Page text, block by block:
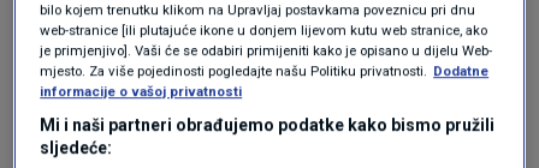
Mogući prekidi opskrbe vodom u
Solinu.
"Iz ViK- a se obavještavaju potrošači na
bilo kojem trenutku klikom na Upravljaj postavkama poveznicu pri dnu
web-stranice [ili plutajuće ikone u donjem lijevom kutu web stranice, ako
je primjenjivo]. Vaši će se odabiri primijeniti kako je opisano u dijelu Web-
mjesto. Za više pojedinosti pogledajte našu Politiku privatnosti. Dodatne
informacije o vašoj privatnosti
Mi i naši partneri obrađujemo podatke kako bismo pružili
sljedeće: